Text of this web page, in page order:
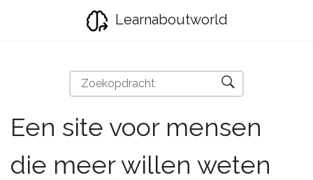
Learnaboutworld
Een site voor mensen
die meer willen weten